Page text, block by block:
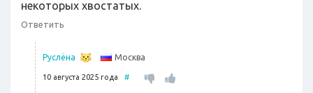
некоторых хвостатых.
Ответить
Руслёна Москва
10 августа 2025 года #